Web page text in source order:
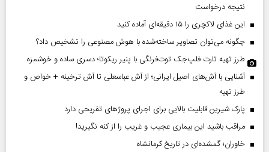
نتیجه درخواست
این غذای لاکچری را ۱۵ دقیقه‌ای آماده کنید
چگونه می‌توان تصاویر ساخته‌شده با هوش مصنوعی را تشخیص داد؟
طرز تهیه تارت فلپ‌جک توت‌فرنگی با پنیر ریکوتا؛ دسری ساده و خوشمزه
آشنایی با آش‌های اصیل ایرانی؛ از آش عباسعلی تا آش ترخینه + خواص و
طرز تهیه
پارک شیرین قابلیت‌ بالایی برای اجرای پروژهای تفریحی دارد
مراقب باشید این بیماری عجیب و غریب را از کنه نگیرید!
خاوران؛ گمشده‌ای در تاریخ کرمانشاه